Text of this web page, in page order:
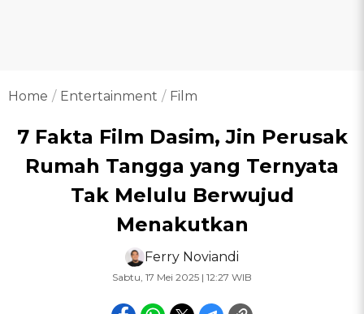
Home Entertainment Film
7 Fakta Film Dasim, Jin Perusak
Rumah Tangga yang Ternyata
Tak Melulu Berwujud
Menakutkan
Ferry Noviandi
Sabtu, 17 Mei 2025 | 12:27 WIB